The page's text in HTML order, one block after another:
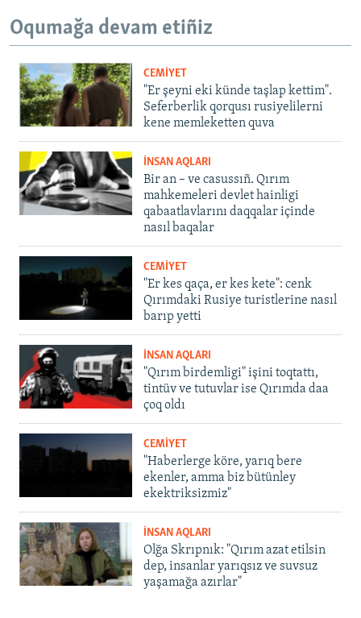
Oqumağa devam etiñiz
CEMİYET
"Er şeyni eki künde taşlap kettim".
Seferberlik qorqusı rusiyelilerni
kene memleketten quva
İNSAN AQLARI
Bir an – ve casussıñ. Qırım
mahkemeleri devlet hainligi
qabaatlavlarını daqqalar içinde
nasıl baqalar
CEMİYET
"Er kes qaça, er kes kete": cenk
Qırımdaki Rusiye turistlerine nasıl
barıp yetti
İNSAN AQLARI
"Qırım birdemligi" işini toqtattı,
tintüv ve tutuvlar ise Qırımda daa
çoq oldı
CEMİYET
"Haberlerge köre, yarıq bere
ekenler, amma biz bütünley
ekektriksizmiz"
İNSAN AQLARI
Olğa Skrıpnık: "Qırım azat etilsin
dep, insanlar yarıqsız ve suvsuz
yaşamağa azırlar"